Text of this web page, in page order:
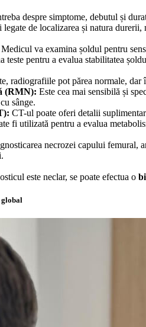
despre simptome, debutul și
legate de localizarea și natura
Medicul va examina șoldul pentru
teste pentru a evalua stabilitatea
radiografiile pot părea normale,
(RMN): Este cea mai sensibilă și
sânge.
CT-ul poate oferi detalii
fi utilizată pentru a evalua
necrozei capului femural,
este neclar, se poate efectua o